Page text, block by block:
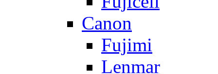
Canon
Fujimi
Lenmar